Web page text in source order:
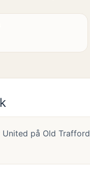
United på Old Trafford